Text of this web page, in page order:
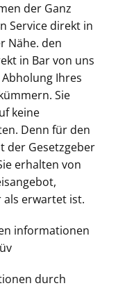
der Ganz
Service direkt in
Nähe. den
in Bar von uns
Ihres
Sie
keine
Denn für den
der Gesetzgeber
erhalten von
als erwartet ist.
informationen
durch